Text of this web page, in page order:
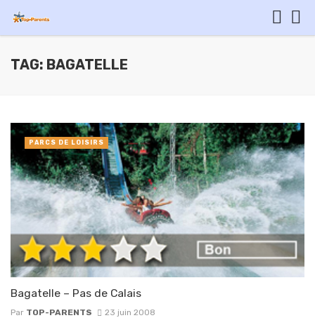
TAG: BAGATELLE
Bagatelle – Pas de Calais
Par TOP-PARENTS 23 juin 2008
PARCS DE LOISIRS